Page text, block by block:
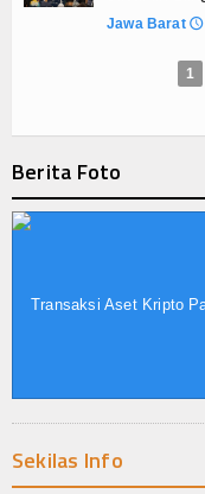
Jawa Barat 🕔
1
Berita Foto
Sekilas Info